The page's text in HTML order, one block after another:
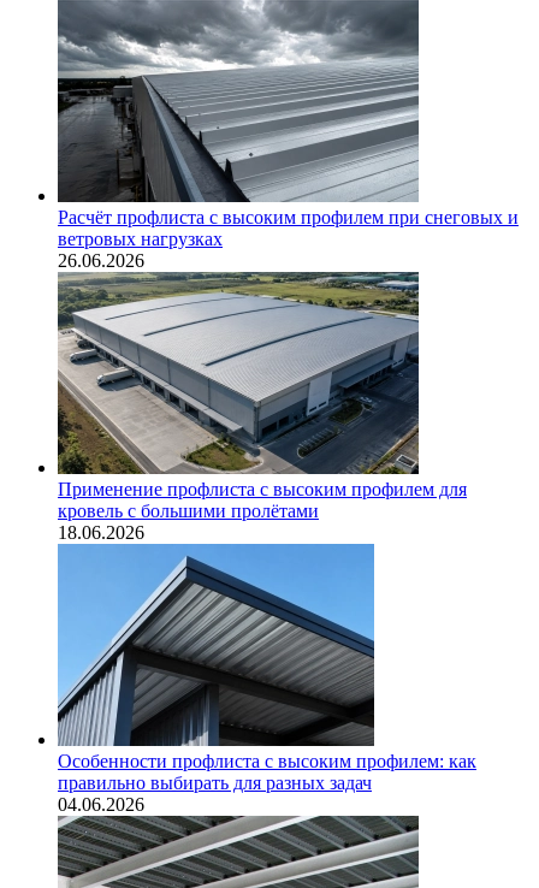
Расчёт профлиста с высоким профилем при снеговых и
ветровых нагрузках
26.06.2026
Применение профлиста с высоким профилем для
кровель с большими пролётами
18.06.2026
Особенности профлиста с высоким профилем: как
правильно выбирать для разных задач
04.06.2026